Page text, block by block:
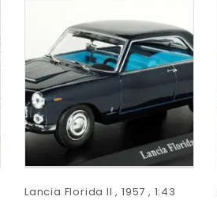
Lancia Florida II , 1957 , 1:43